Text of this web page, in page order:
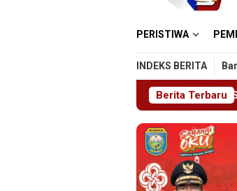
PERISTIWA
INDEKS BERITA
Berita Terbaru
MIN 5 Madiun: Satu Nyawa Melayang, K3